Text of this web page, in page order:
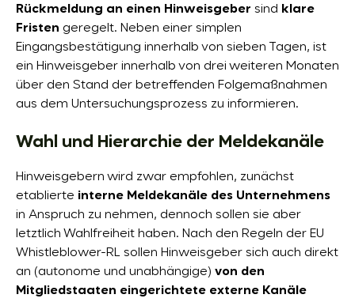
Rückmeldung an einen Hinweisgeber sind klare
Fristen geregelt. Neben einer simplen
Eingangsbestätigung innerhalb von sieben Tagen, ist
ein Hinweisgeber innerhalb von drei weiteren Monaten
über den Stand der betreffenden Folgemaßnahmen
aus dem Untersuchungsprozess zu informieren.
Wahl und Hierarchie der Meldekanäle
Hinweisgebern wird zwar empfohlen, zunächst
etablierte interne Meldekanäle des Unternehmens
in Anspruch zu nehmen, dennoch sollen sie aber
letztlich Wahlfreiheit haben. Nach den Regeln der EU
Whistleblower-RL sollen Hinweisgeber sich auch direkt
an (autonome und unabhängige) von den
Mitgliedstaaten eingerichtete externe Kanäle